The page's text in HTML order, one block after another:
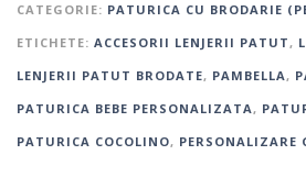
CATEGORIE: PATURICA CU BRODARIE
ETICHETE: ACCESORII LENJERII PATUT,
LENJERII PATUT BRODATE, PAMBELLA,
PATURICA BEBE PERSONALIZATA,
PATURICA COCOLINO, PERSONALIZARE